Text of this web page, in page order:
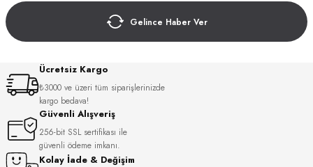
Gelince Haber Ver
Ücretsiz Kargo
₺3000 ve üzeri tüm siparişlerinizde
kargo bedava!
Güvenli Alışveriş
256-bit SSL sertifikası ile
güvenli ödeme imkanı.
Kolay İade & Değişim